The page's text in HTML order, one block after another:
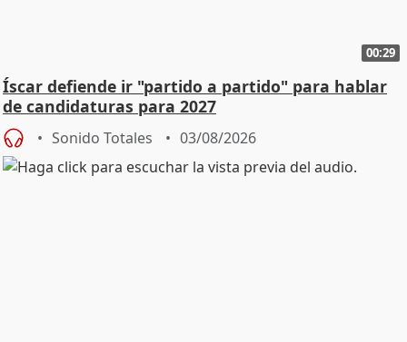
00:29
Íscar defiende ir "partido a partido" para hablar
de candidaturas para 2027
Sonido Totales 03/08/2026